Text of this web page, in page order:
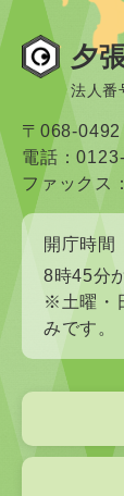
夕
法人番
〒068-
電話：
ファックス
開庁時間
8時45分
※土曜・
みです。